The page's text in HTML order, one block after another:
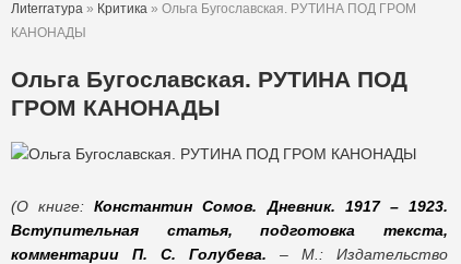
Лиterraтура » Критика » Ольга Бугославская. РУТИНА ПОД ГРОМ
КАНОНАДЫ
Ольга Бугославская. РУТИНА ПОД
ГРОМ КАНОНАДЫ
(О книге:Константин Сомов. Дневник. 1917 – 1923.
Вступительная статья, подготовка текста,
комментарии П. С. Голубева. – М.: Издательство